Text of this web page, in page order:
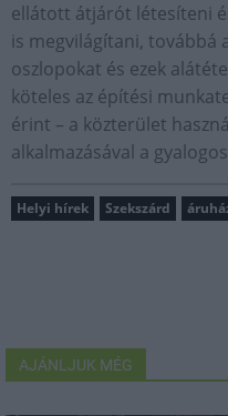
ellátott átjárót létesíteni
is megvilágítani, továbbá
oszlopokat és ezek
köteles az építési
érint – a közterület
alkalmazásával a
Helyi hírek Szekszárd
AJÁNLJUK MÉG